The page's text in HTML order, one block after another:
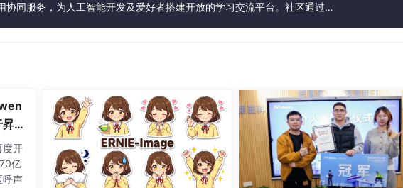
》回车确定（老版本）
协同服务，为人工智能开发及爱好者搭建开放的学习交流平台。社区通过理
腾
度开
亿
呼声